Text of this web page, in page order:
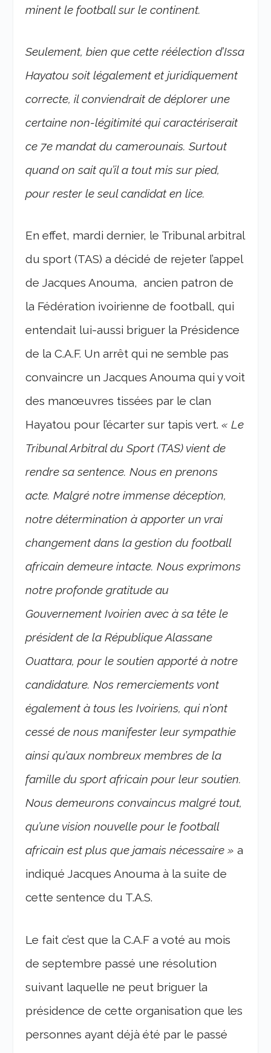
minent le football sur le continent.
Seulement, bien que cette réélection d’Issa
Hayatou soit légalement et juridiquement
correcte, il conviendrait de déplorer une
certaine non-légitimité qui caractériserait
ce 7e mandat du camerounais. Surtout
quand on sait qu’il a tout mis sur pied,
pour rester le seul candidat en lice.
En effet, mardi dernier, le Tribunal arbitral
du sport (TAS) a décidé de rejeter l’appel
de Jacques Anouma, ancien patron de
la Fédération ivoirienne de football, qui
entendait lui-aussi briguer la Présidence
de la C.A.F. Un arrêt qui ne semble pas
convaincre un Jacques Anouma qui y voit
des manœuvres tissées par le clan
Hayatou pour l’écarter sur tapis vert.« Le
Tribunal Arbitral du Sport (TAS) vient de
rendre sa sentence. Nous en prenons
acte. Malgré notre immense déception,
notre détermination à apporter un vrai
changement dans la gestion du football
africain demeure intacte. Nous exprimons
notre profonde gratitude au
Gouvernement Ivoirien avec à sa tête le
président de la République Alassane
Ouattara, pour le soutien apporté à notre
candidature. Nos remerciements vont
également à tous les Ivoiriens, qui n’ont
cessé de nous manifester leur sympathie
ainsi qu’aux nombreux membres de la
famille du sport africain pour leur soutien.
Nous demeurons convaincus malgré tout,
qu’une vision nouvelle pour le football
africain est plus que jamais nécessaire » a
indiqué Jacques Anouma à la suite de
cette sentence du T.A.S.
Le fait c’est que la C.A.F a voté au mois
de septembre passé une résolution
suivant laquelle ne peut briguer la
présidence de cette organisation que les
personnes ayant déjà été par le passé